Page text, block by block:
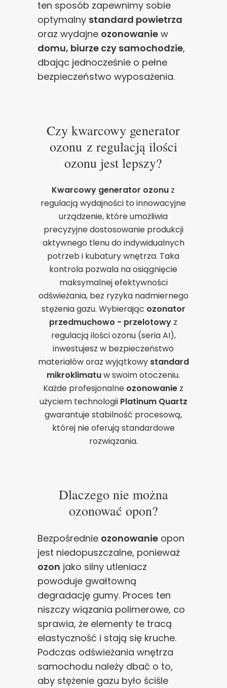
ten sposób zapewnimy sobie
optymalny standard powietrza
oraz wydajne ozonowanie w
domu, biurze czy samochodzie,
dbając jednocześnie o pełne
bezpieczeństwo wyposażenia.
Czy kwarcowy generator
ozonu z regulacją ilości
ozonu jest lepszy?
Kwarcowy generator ozonu z
regulacją wydajności to innowacyjne
urządzenie, które umożliwia
precyzyjne dostosowanie produkcji
aktywnego tlenu do indywidualnych
potrzeb i kubatury wnętrza. Taka
kontrola pozwala na osiągnięcie
maksymalnej efektywności
odświeżania, bez ryzyka nadmiernego
stężenia gazu. Wybierając ozonator
przedmuchowo - przelotowy z
regulacją ilości ozonu (seria AI),
inwestujesz w bezpieczeństwo
materiałów oraz wyjątkowy standard
mikroklimatuw swoim otoczeniu.
Każde profesjonalne ozonowanie z
użyciem technologii Platinum Quartz
gwarantuje stabilność procesową,
której nie oferują standardowe
rozwiązania.
Dlaczego nie można
ozonować opon?
Bezpośrednie ozonowanie opon
jest niedopuszczalne, ponieważ
ozon jako silny utleniacz
powoduje gwałtowną
degradację gumy. Proces ten
niszczy wiązania polimerowe, co
sprawia, że elementy te tracą
elastyczność i stają się kruche.
Podczas odświeżania wnętrza
samochodu należy dbać o to,
aby stężenie gazu było ściśle